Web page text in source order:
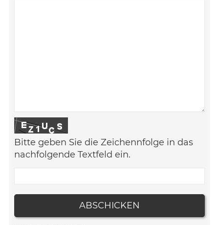
Bitte geben Sie die Zeichennfolge in das
nachfolgende Textfeld ein.
ABSCHICKEN